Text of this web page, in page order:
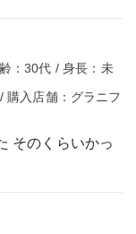
：30代 / 身長：未
購入店舗：グラニフ
そのくらいかっ